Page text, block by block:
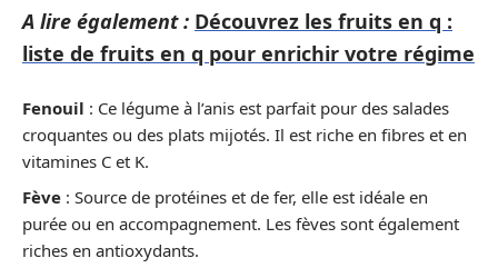
A lire également : Découvrez les fruits en q :
liste de fruits en q pour enrichir votre régime
Fenouil : Ce légume à l’anis est parfait pour des salades
croquantes ou des plats mijotés. Il est riche en fibres et en
vitamines C et K.
Fève : Source de protéines et de fer, elle est idéale en
purée ou en accompagnement. Les fèves sont également
riches en antioxydants.